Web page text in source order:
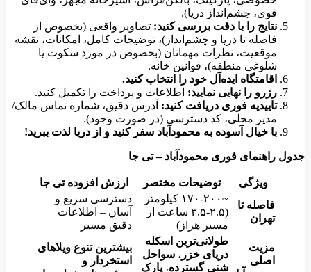
قوی، چشم‌انداز دریا).
نتایج را با دقت بررسی کنید: تصاویر واقعی (بخصوص از
فاصله تا دریا و چشم‌انداز)، توضیحات کامل، امکانات، نقشه
موقعیت، نظرات مهمانان (بخصوص در مورد سکوت یا
شلوغی منطقه)، قوانین خانه.
اقامتگاه ایده‌آل خود را انتخاب کنید.
رزرو را نهایی نمایید: اطلاعات و پرداخت را تکمیل کنید.
تاییدیه فوری دریافت کنید: آدرس دقیق، شماره تماس مالک/
مدیر محلی، کد دسترسی (در صورت وجود).
با خیال آسوده به محمودآباد سفر کنید و از دریا لذت ببرید!
جدول راهنمای فوری محمودآباد – تی جا
ویژگی توضیحات مختصر
ارزش افزوده تی جا
فاصله تا
تهران
~۱۷۰-۲۰۰ کیلومتر
(۲.۵-۳.۵ ساعت از
مسیر هراز)
دسترسی سریع و
آسان – اطلاعات
دقیق مسیر
مزیت
اصلی
طولانی‌ترین اسکله
دریای خزر ، سواحل
شنی گسترده، پارک
بیشترین تنوع ویلاهای
استخردار و